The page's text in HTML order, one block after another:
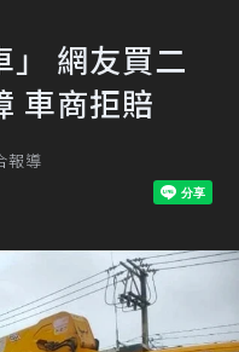
」 網友買二
車商拒賠
報導